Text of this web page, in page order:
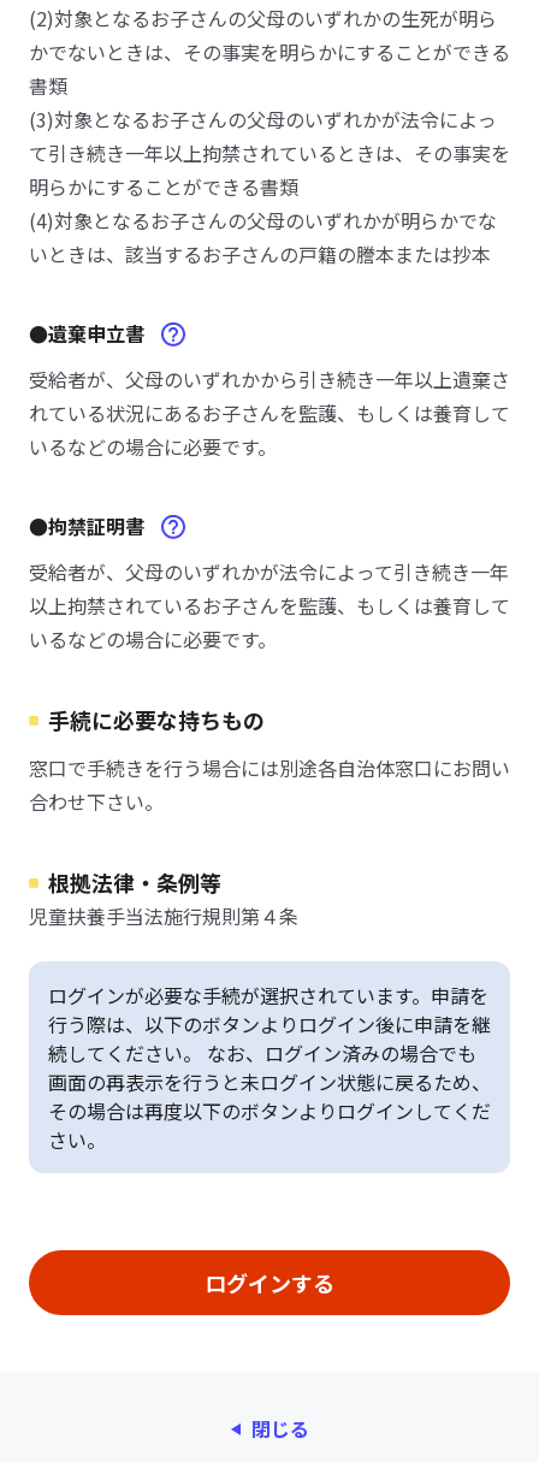
(2)対象となるお子さんの父母のいずれかの生死が明ら
かでないときは、その事実を明らかにすることができる
書類
(3)対象となるお子さんの父母のいずれかが法令によっ
て引き続き一年以上拘禁されているときは、その事実を
明らかにすることができる書類
(4)対象となるお子さんの父母のいずれかが明らかでな
いときは、該当するお子さんの戸籍の謄本または抄本
●遺棄申立書
受給者が、父母のいずれかから引き続き一年以上遺棄さ
れている状況にあるお子さんを監護、もしくは養育して
いるなどの場合に必要です。
●拘禁証明書
受給者が、父母のいずれかが法令によって引き続き一年
以上拘禁されているお子さんを監護、もしくは養育して
いるなどの場合に必要です。
手続に必要な持ちもの
窓口で手続きを行う場合には別途各自治体窓口にお問い
合わせ下さい。
根拠法律・条例等
児童扶養手当法施行規則第４条
ログインが必要な手続が選択されています。申請を
行う際は、以下のボタンよりログイン後に申請を継
続してください。 なお、ログイン済みの場合でも
画面の再表示を行うと未ログイン状態に戻るため、
その場合は再度以下のボタンよりログインしてくだ
さい。
閉じる